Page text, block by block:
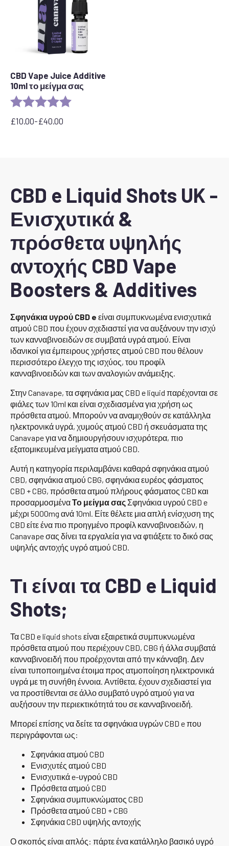
CBD Vape Juice Additive
10ml το μείγμα σας
Rating:
£10.00-£40.00
Εύρος
CBD e Liquid Shots UK -
Ενισχυτικά &
πρόσθετα υψηλής
αντοχής CBD Vape
Boosters & Additives
Σφηνάκια υγρού CBD e είναι συμπυκνωμένα ενισχυτικά
ατμού CBD που έχουν σχεδιαστεί για να αυξάνουν την ισχύ
των κανναβινοειδών σε συμβατά υγρά ατμού. Είναι
ιδανικοί για έμπειρους χρήστες ατμού CBD που θέλουν
περισσότερο έλεγχο της ισχύος, του προφίλ
κανναβινοειδών και των αναλογιών ανάμειξης.
Στην Canavape, τα σφηνάκια μας CBD e liquid παρέχονται σε
φιάλες των 10ml και είναι σχεδιασμένα για χρήση ως
πρόσθετα ατμού. Μπορούν να αναμιχθούν σε κατάλληλα
ηλεκτρονικά υγρά, χυμούς ατμού CBD ή σκευάσματα της
Canavape για να δημιουργήσουν ισχυρότερα, πιο
εξατομικευμένα μείγματα ατμού CBD.
Αυτή η κατηγορία περιλαμβάνει καθαρά σφηνάκια ατμού
CBD, σφηνάκια ατμού CBG, σφηνάκια ευρέος φάσματος
CBD + CBG, πρόσθετα ατμού πλήρους φάσματος CBD και
προσαρμοσμέναΤο μείγμα σας Σφηνάκια υγρού CBD e
μέχρι 5000mg ανά 10ml. Είτε θέλετε μια απλή ενίσχυση της
CBD είτε ένα πιο προηγμένο προφίλ κανναβινοειδών, η
Canavape σας δίνει τα εργαλεία για να φτιάξετε το δικό σας
υψηλής αντοχής υγρό ατμού CBD.
Τι είναι τα CBD e Liquid
Shots;
Τα CBD e liquid shots είναι εξαιρετικά συμπυκνωμένα
πρόσθετα ατμού που περιέχουν CBD, CBG ή άλλα συμβατά
κανναβινοειδή που προέρχονται από την κάνναβη. Δεν
είναι τυποποιημένα έτοιμα προς ατμοποίηση ηλεκτρονικά
υγρά με τη συνήθη έννοια. Αντίθετα, έχουν σχεδιαστεί για
να προστίθενται σε άλλο συμβατό υγρό ατμού για να
αυξήσουν την περιεκτικότητά του σε κανναβινοειδή.
Μπορεί επίσης να δείτε τα σφηνάκια υγρών CBD e που
περιγράφονται ως:
Σφηνάκια ατμού CBD
Ενισχυτές ατμού CBD
Ενισχυτικά e-υγρού CBD
Πρόσθετα ατμού CBD
Σφηνάκια συμπυκνώματος CBD
Πρόσθετα ατμού CBD + CBG
Σφηνάκια CBD υψηλής αντοχής
Ο σκοπός είναι απλός: πάρτε ένα κατάλληλο βασικό υγρό